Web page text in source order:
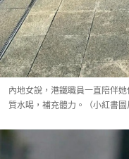
內地女說，港鐵職員一直陪伴
質水喝，補充體力。（小紅書圖